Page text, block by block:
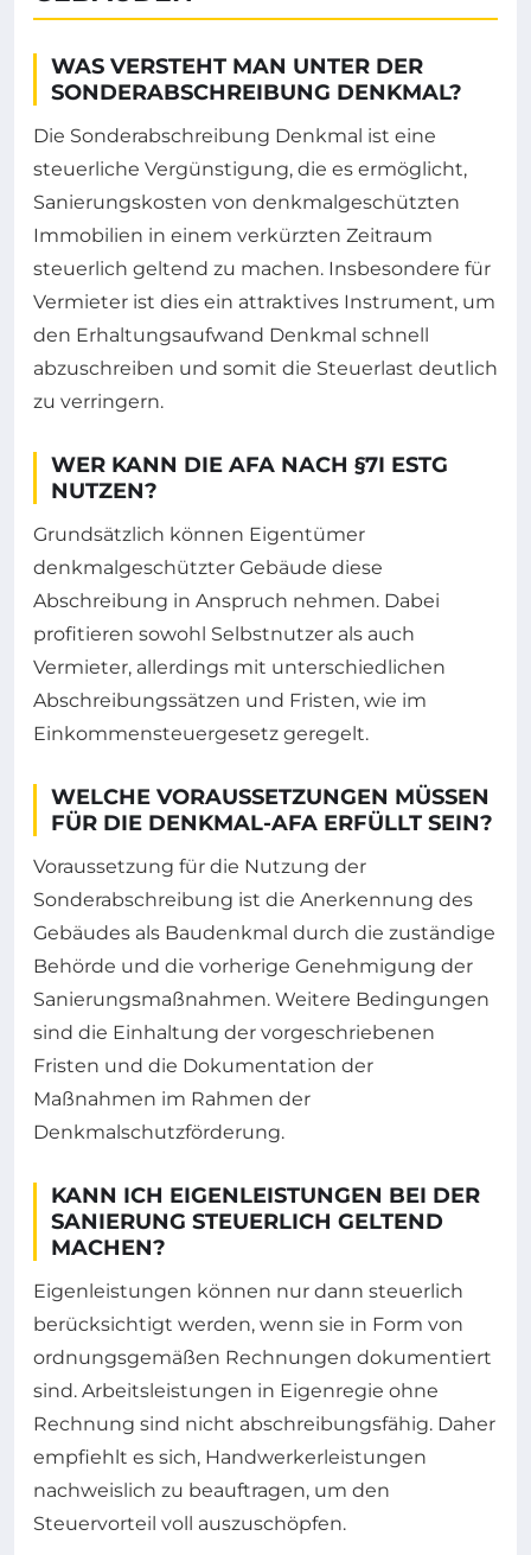
WAS VERSTEHT MAN UNTER DER
SONDERABSCHREIBUNG DENKMAL?
Die Sonderabschreibung Denkmal ist eine
steuerliche Vergünstigung, die es ermöglicht,
Sanierungskosten von denkmalgeschützten
Immobilien in einem verkürzten Zeitraum
steuerlich geltend zu machen. Insbesondere für
Vermieter ist dies ein attraktives Instrument, um
den Erhaltungsaufwand Denkmal schnell
abzuschreiben und somit die Steuerlast deutlich
zu verringern.
WER KANN DIE AFA NACH §7I ESTG
NUTZEN?
Grundsätzlich können Eigentümer
denkmalgeschützter Gebäude diese
Abschreibung in Anspruch nehmen. Dabei
profitieren sowohl Selbstnutzer als auch
Vermieter, allerdings mit unterschiedlichen
Abschreibungssätzen und Fristen, wie im
Einkommensteuergesetz geregelt.
WELCHE VORAUSSETZUNGEN MÜSSEN
FÜR DIE DENKMAL-AFA ERFÜLLT SEIN?
Voraussetzung für die Nutzung der
Sonderabschreibung ist die Anerkennung des
Gebäudes als Baudenkmal durch die zuständige
Behörde und die vorherige Genehmigung der
Sanierungsmaßnahmen. Weitere Bedingungen
sind die Einhaltung der vorgeschriebenen
Fristen und die Dokumentation der
Maßnahmen im Rahmen der
Denkmalschutzförderung.
KANN ICH EIGENLEISTUNGEN BEI DER
SANIERUNG STEUERLICH GELTEND
MACHEN?
Eigenleistungen können nur dann steuerlich
berücksichtigt werden, wenn sie in Form von
ordnungsgemäßen Rechnungen dokumentiert
sind. Arbeitsleistungen in Eigenregie ohne
Rechnung sind nicht abschreibungsfähig. Daher
empfiehlt es sich, Handwerkerleistungen
nachweislich zu beauftragen, um den
Steuervorteil voll auszuschöpfen.